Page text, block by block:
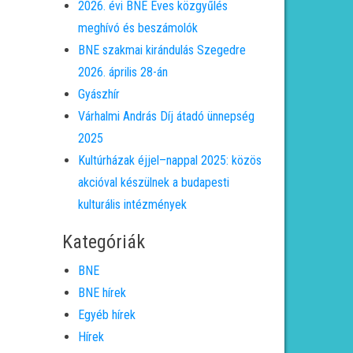
2026. évi BNE Éves közgyűlés
meghívó és beszámolók
BNE szakmai kirándulás Szegedre
2026. április 28-án
Gyászhír
Várhalmi András Díj átadó ünnepség
2025
Kultúrházak éjjel–nappal 2025: közös
akcióval készülnek a budapesti
kulturális intézmények
Kategóriák
BNE
BNE hírek
Egyéb hírek
Hírek